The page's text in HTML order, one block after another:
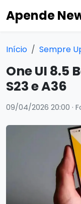
Apende
Início Sempre
One UI 8.5
S23 e A36
09/04/2026 20:00 ·